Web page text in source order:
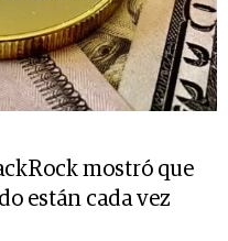
mostró que
están cada vez